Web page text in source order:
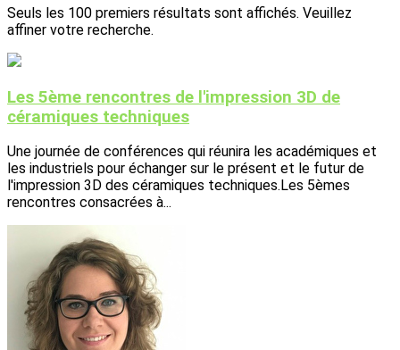
Seuls les 100 premiers résultats sont affichés. Veuillez
affiner votre recherche.
Les 5ème rencontres de l'impression 3D de
céramiques techniques
Une journée de conférences qui réunira les académiques et
les industriels pour échanger sur le présent et le futur de
l'impression 3D des céramiques techniques.Les 5èmes
rencontres consacrées à...